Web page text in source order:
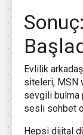
Evlilik
siteleri, MSN
sevgili bulma
sesli sohbet
Hepsi dijital